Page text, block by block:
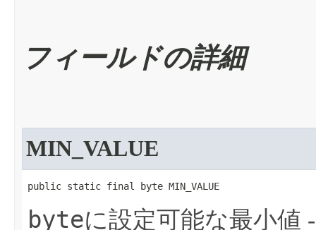
フィールドの詳細
MIN_VALUE
public static final byte MIN_VALUE
byteに設定可能な最小値